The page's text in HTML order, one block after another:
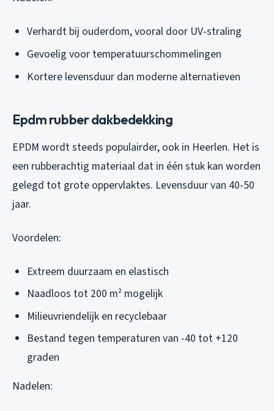
Verhardt bij ouderdom, vooral door UV-straling
Gevoelig voor temperatuurschommelingen
Kortere levensduur dan moderne alternatieven
Epdm rubber dakbedekking
EPDM wordt steeds populairder, ook in Heerlen. Het is
een rubberachtig materiaal dat in één stuk kan worden
gelegd tot grote oppervlaktes. Levensduur van 40-50
jaar.
Voordelen:
Extreem duurzaam en elastisch
Naadloos tot 200 m² mogelijk
Milieuvriendelijk en recyclebaar
Bestand tegen temperaturen van -40 tot +120
graden
Nadelen: